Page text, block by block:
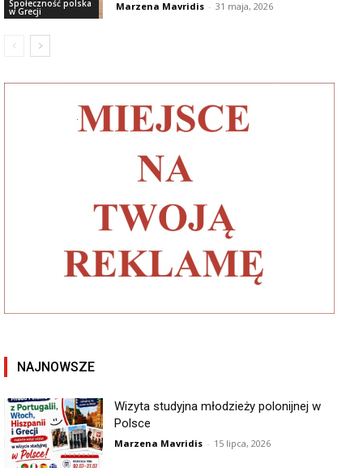
Społeczność polska
w Grecji Marzena Mavridis - 31 maja, 2026
NAJNOWSZE
Wizyta studyjna młodzieży polonijnej w
Polsce
Marzena Mavridis - 15 lipca, 2026